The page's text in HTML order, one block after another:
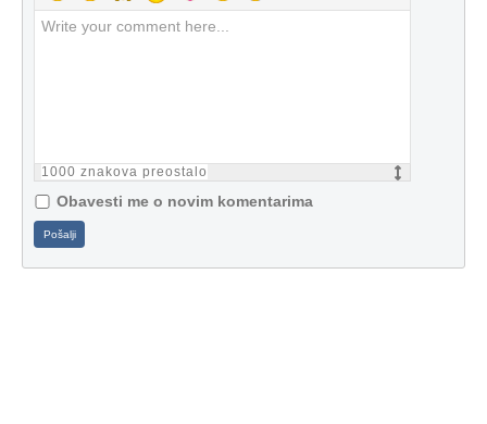
1000 znakova preostalo
Obavesti me o novim komentarima
Pošalji